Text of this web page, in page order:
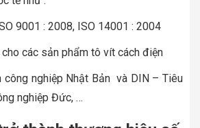
9001 : 2008, ISO 14001 : 2004
cho các sản phẩm tô vít cách điện
công nghiệp Nhật Bản và DIN – Tiêu
nghiệp Đức, …